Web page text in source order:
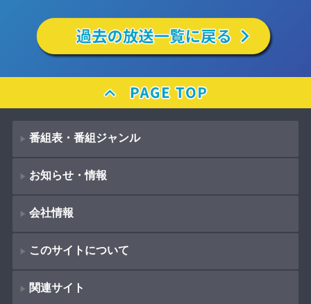
番組表・番組ジャンル
番組表
番組ジャンル
ドラマ
映画
お知らせ・情報
新着情報
お知らせ
イベント
会社情報
会社概要
（Company Information）
このサイトについて
著作権とリンク
関連サイト